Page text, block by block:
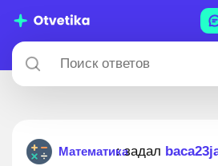
Математика: задал